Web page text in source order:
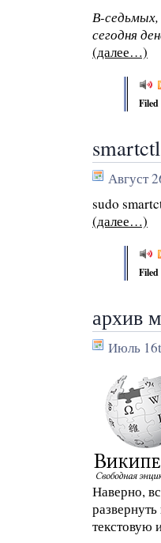
В-
сегодня
(далее…)
smartctl
Август
sudo
(далее…)
архив
Июль
Наверно,
текстовую